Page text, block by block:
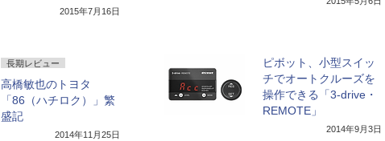
2015年7月16日
長期レビュー
高橋敏也のトヨタ
「86（ハチロク）」繁
盛記
2014年11月25日
ピボット、小型スイッ
チでオートクルーズを
操作できる「3-drive・
REMOTE」
2014年9月3日